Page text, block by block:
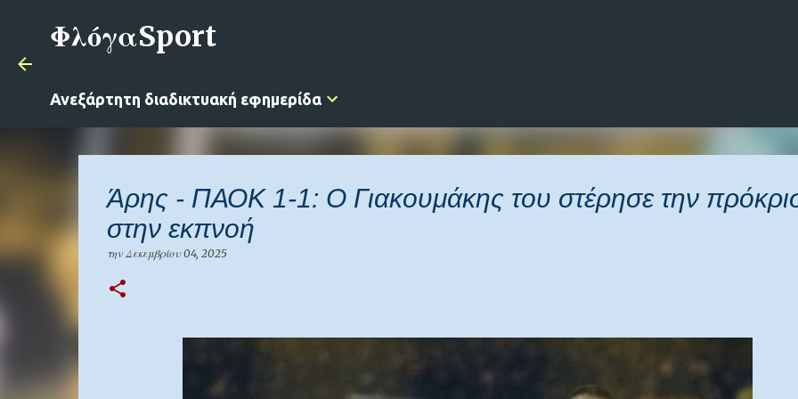
ΦλόγαSport
Ανεξάρτητη διαδικτυακή εφημερίδα
Άρης - ΠΑΟΚ 1-1: Ο Γιακουμάκης του στέρησε την
στην εκπνοή
την Δεκεμβρίου 04, 2025